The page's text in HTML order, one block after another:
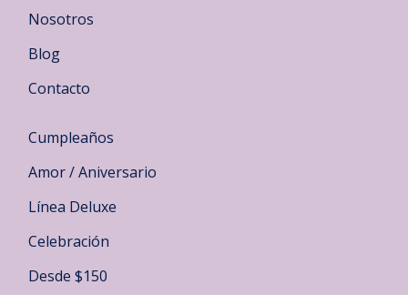
Nosotros
Blog
Contacto
Cumpleaños
Amor / Aniversario
Línea Deluxe
Celebración
Desde $150